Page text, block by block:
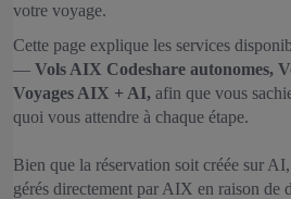
votre voyage.
Cette page explique les services
— Vols AIX Codeshare autonomes,
Voyages AIX + AI, afin que vous
quoi vous attendre à chaque étape.
Bien que la réservation soit créée sur
gérés directement par AIX en raison de